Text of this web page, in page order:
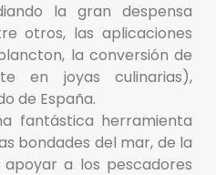
la gran despensa
otros, las aplicaciones
la conversión de
en joyas culinarias),
de España.
fantástica herramienta
bondades del mar, de la
a los pescadores